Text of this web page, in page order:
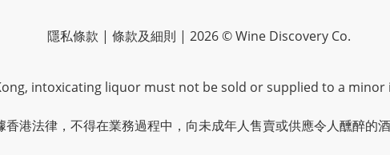
隱私條款 | 條款及細則 | 2026 © Wine Discovery Co.
intoxicating liquor must not be sold or supplied to a minor
香港法律，不得在業務過程中，向未成年人售賣或供應令人醺醉的酒